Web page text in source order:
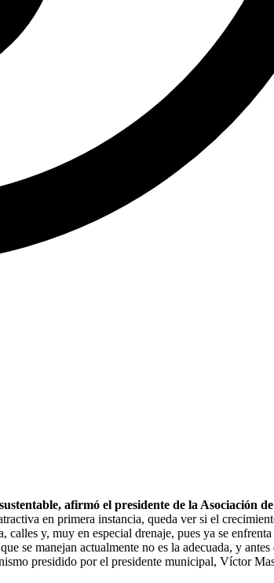
afirmó el presidente de la Asociación
en primera instancia, queda ver si el
y, muy en especial drenaje, pues ya se
se manejan actualmente no es la adecuada, y
presidido por el presidente municipal, Víctor